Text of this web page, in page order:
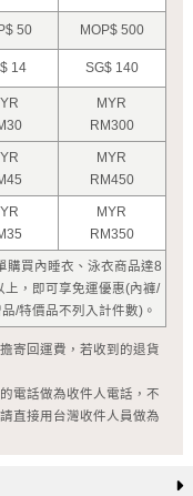
50 MOP$ 500
14 SG$ 140
MYR
RM300
MYR
RM450
MYR
RM350
購買內睡衣、泳衣商品達8
上，即可享免運優惠(內褲/
/特價品不列入計件數)。
寄回運費，若收到的退貨
電話做為收件人電話，不
直接用台灣收件人員做為